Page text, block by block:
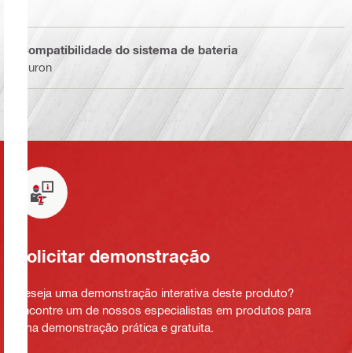
Compatibilidade do sistema de bateria
Nuron
Solicitar demonstração
Deseja uma demonstração interativa deste produto?
Encontre um de nossos especialistas em produtos para
uma demonstração prática e gratuita.